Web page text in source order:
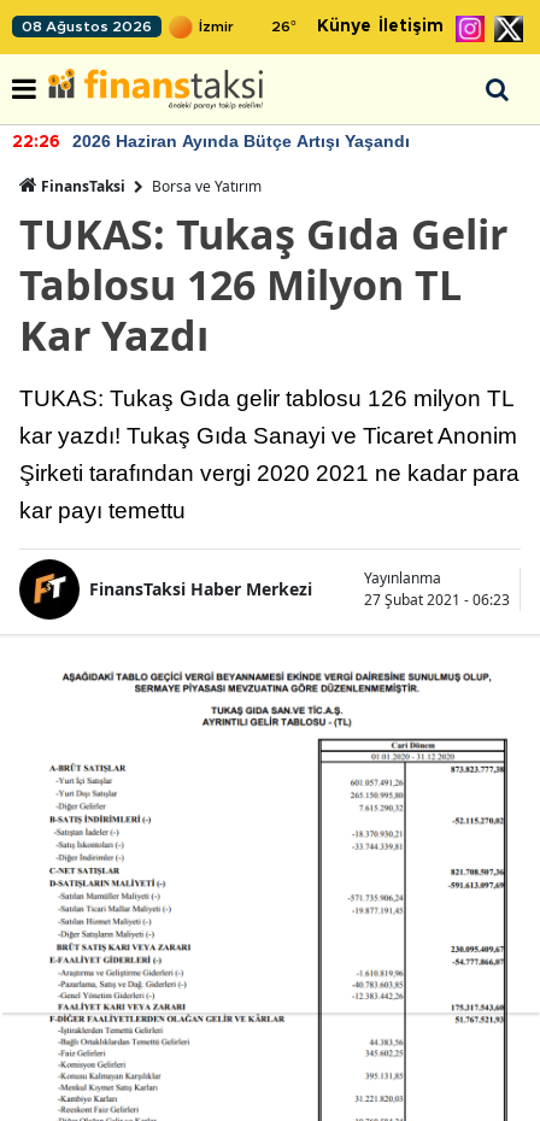
08 Ağustos 2026 26° Künye İletişim
22:26 2026 Haziran Ayında Bütçe Artışı Yaşandı
FinansTaksi Borsa ve Yatırım
TUKAS: Tukaş Gıda Gelir
Tablosu 126 Milyon TL
Kar Yazdı
TUKAS: Tukaş Gıda gelir tablosu 126 milyon TL
kar yazdı! Tukaş Gıda Sanayi ve Ticaret Anonim
Şirketi tarafından vergi 2020 2021 ne kadar para
kar payı temettu
FinansTaksi Haber Merkezi
Yayınlanma
27 Şubat 2021 - 06:23